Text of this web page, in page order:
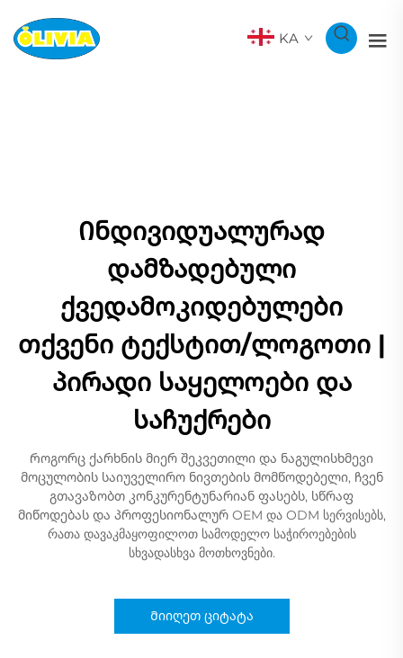
KA
Ინდივიდუალურად
დამზადებული
ქვედამოკიდებულები
თქვენი ტექსტით/ლოგოთი |
პირადი საყელოები და
საჩუქრები
Როგორც ქარხნის მიერ შეკვეთილი და ნაგულისხმევი
მოცულობის საიუველირო ნივთების მომწოდებელი, ჩვენ
გთავაზობთ კონკურენტუნარიან ფასებს, სწრაფ
მიწოდებას და პროფესიონალურ OEM და ODM სერვისებს,
რათა დავაკმაყოფილოთ სამოდელო საჭიროებების
სხვადასხვა მოთხოვნები.
Მიიღეთ ციტატა